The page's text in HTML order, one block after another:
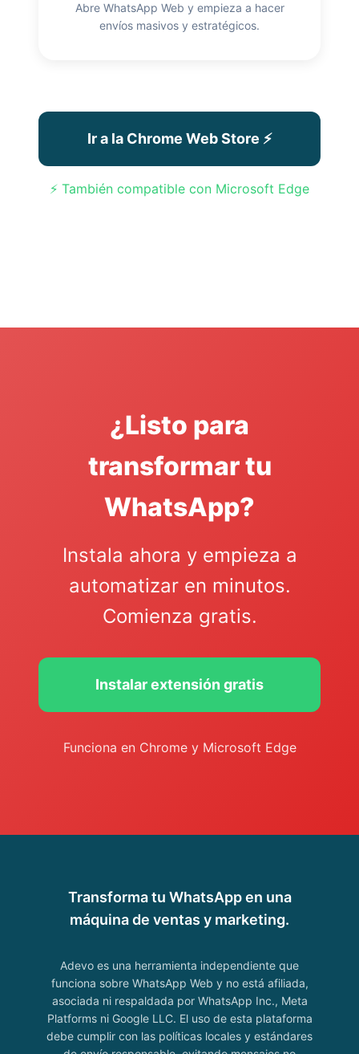
Abre WhatsApp Web y empieza a hacer
envíos masivos y estratégicos.
Ir a la Chrome Web Store ⚡
⚡ También compatible con Microsoft Edge
¿Listo para
transformar tu
WhatsApp?
Instala ahora y empieza a
automatizar en minutos.
Comienza gratis.
Instalar extensión gratis
Funciona en Chrome y Microsoft Edge
Transforma tu WhatsApp en una
máquina de ventas y marketing.
Adevo es una herramienta independiente que
funciona sobre WhatsApp Web y no está afiliada,
asociada ni respaldada por WhatsApp Inc., Meta
Platforms ni Google LLC. El uso de esta plataforma
debe cumplir con las políticas locales y estándares